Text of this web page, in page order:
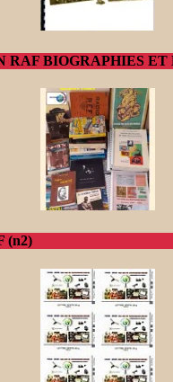
RAF BIOGRAPHIES ET
(n2)